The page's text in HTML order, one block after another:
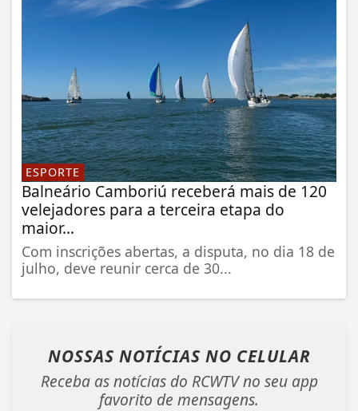
ESPORTE
Balneário Camboriú receberá mais de 120
velejadores para a terceira etapa do
maior...
Com inscrições abertas, a disputa, no dia 18 de
julho, deve reunir cerca de 30...
NOSSAS NOTÍCIAS NO CELULAR
Receba as notícias do RCWTV no seu app
favorito de mensagens.